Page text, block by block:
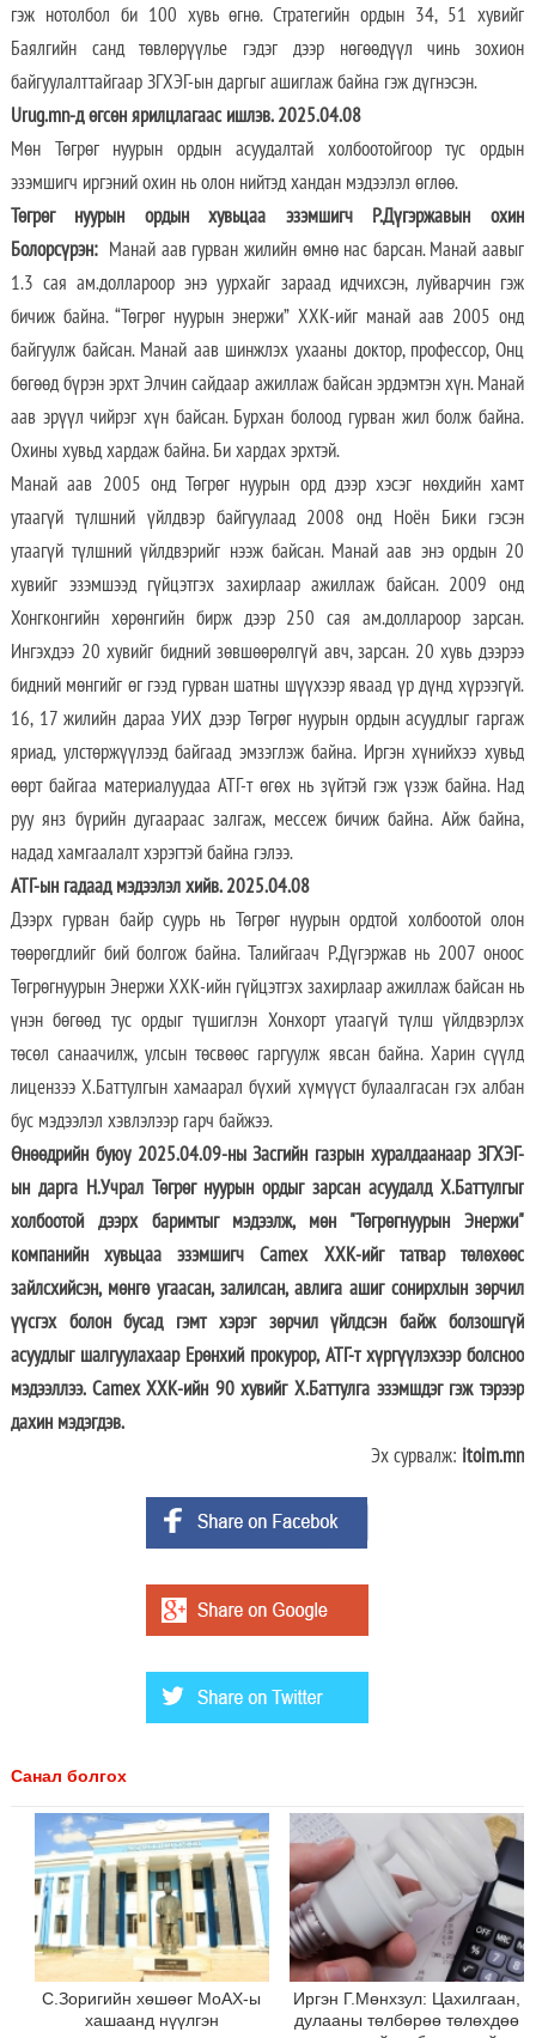
гэж нотолбол би 100 хувь өгнө. Стратегийн ордын 34, 51 хувийг
Баялгийн санд төвлөрүүлье гэдэг дээр нөгөөдүүл чинь зохион
байгуулалттайгаар ЗГХЭГ-ын даргыг ашиглаж байна гэж дүгнэсэн.
Urug.mn-д өгсөн ярилцлагаас ишлэв. 2025.04.08
Мөн Төгрөг нуурын ордын асуудалтай холбоотойгоор тус ордын
эзэмшигч иргэний охин нь олон нийтэд хандан мэдээлэл өглөө.
Төгрөг нуурын ордын хувьцаа эзэмшигч Р.Дүгэржавын охин
Болорсүрэн:Манай аав гурван жилийн өмнө нас барсан. Манай аавыг
1.3 сая ам.доллароор энэ уурхайг зараад идчихсэн, луйварчин гэж
бичиж байна. “Төгрөг нуурын энержи” ХХК-ийг манай аав 2005 онд
байгуулж байсан. Манай аав шинжлэх ухааны доктор, профессор, Онц
бөгөөд бүрэн эрхт Элчин сайдаар ажиллаж байсан эрдэмтэн хүн. Манай
аав эрүүл чийрэг хүн байсан. Бурхан болоод гурван жил болж байна.
Охины хувьд хардаж байна. Би хардах эрхтэй.
Манай аав 2005 онд Төгрөг нуурын орд дээр хэсэг нөхдийн хамт
утаагүй түлшний үйлдвэр байгуулаад 2008 онд Ноён Бики гэсэн
утаагүй түлшний үйлдвэрийг нээж байсан. Манай аав энэ ордын 20
хувийг эзэмшээд гүйцэтгэх захирлаар ажиллаж байсан. 2009 онд
Хонгконгийн хөрөнгийн бирж дээр 250 сая ам.доллароор зарсан.
Ингэхдээ 20 хувийг бидний зөвшөөрөлгүй авч, зарсан. 20 хувь дээрээ
бидний мөнгийг өг гээд гурван шатны шүүхээр яваад үр дүнд хүрээгүй.
16, 17 жилийн дараа УИХ дээр Төгрөг нуурын ордын асуудлыг гаргаж
яриад, улстөржүүлээд байгаад эмзэглэж байна. Иргэн хүнийхээ хувьд
өөрт байгаа материалуудаа АТГ-т өгөх нь зүйтэй гэж үзэж байна. Над
руу янз бүрийн дугаараас залгаж, мессеж бичиж байна. Айж байна,
надад хамгаалалт хэрэгтэй байна гэлээ.
АТГ-ын гадаад мэдээлэл хийв. 2025.04.08
Дээрх гурван байр суурь нь Төгрөг нуурын ордтой холбоотой олон
төөрөгдлийг бий болгож байна. Талийгаач Р.Дүгэржав нь 2007 оноос
Төгрөгнуурын Энержи ХХК-ийн гүйцэтгэх захирлаар ажиллаж байсан нь
үнэн бөгөөд тус ордыг түшиглэн Хонхорт утаагүй түлш үйлдвэрлэх
төсөл санаачилж, улсын төсвөөс гаргуулж явсан байна. Харин сүүлд
лицензээ Х.Баттулгын хамаарал бүхий хүмүүст булаалгасан гэх албан
бус мэдээлэл хэвлэлээр гарч байжээ.
Өнөөдрийн буюу 2025.04.09-ны Засгийн газрын хуралдаанаар ЗГХЭГ-
ын дарга Н.Учрал Төгрөг нуурын ордыг зарсан асуудалд Х.Баттулгыг
холбоотой дээрх баримтыг мэдээлж, мөн "Төгрөгнуурын Энержи"
компанийн хувьцаа эзэмшигч Camex ХХК-ийг татвар төлөхөөс
зайлсхийсэн, мөнгө угаасан, залилсан, авлига ашиг сонирхлын зөрчил
үүсгэх болон бусад гэмт хэрэг зөрчил үйлдсэн байж болзошгүй
асуудлыг шалгуулахаар Ерөнхий прокурор, АТГ-т хүргүүлэхээр болсноо
мэдээллээ. Camex ХХК-ийн 90 хувийг Х.Баттулга эзэмшдэг гэж тэрээр
дахин мэдэгдэв.
Эх сурвалж: itoim.mn
Санал болгох
С.Зоригийн хөшөөг МоАХ-ы
хашаанд нүүлгэн
Иргэн Г.Мөнхзул: Цахилгаан,
дулааны төлбөрөө төлөхдөө